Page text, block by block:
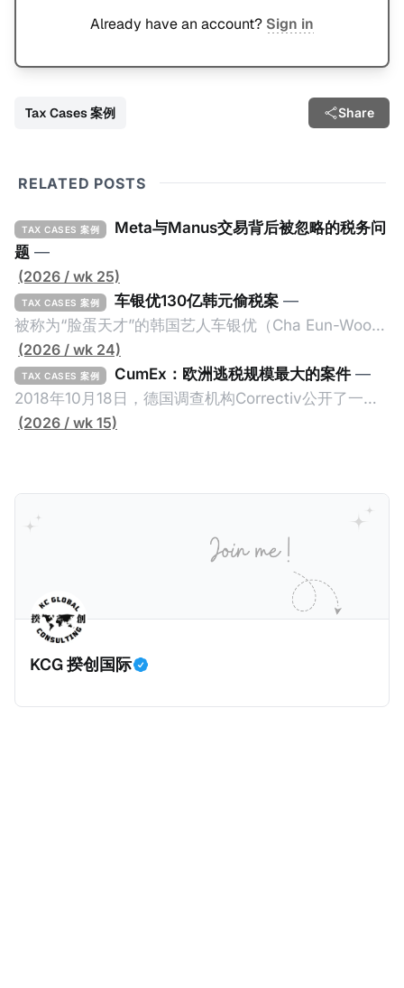
Already have an account? Sign in
Tax Cases 案例 Share
RELATED POSTS
TAX CASES 案例
Meta与Manus交易背后被忽略的税务问
题 —
(2026 / wk 25)
TAX CASES 案例 车银优130亿韩元偷税案 —
被称为“脸蛋天才”的韩国艺人车银优（Cha Eun-Woo，
原名：李东敏）以零瑕疵的完美人设著称。但是，在
2026年1月，韩国国税厅的一纸追缴超过200亿韩元
（折合约8900万人民币）通知，将其推向了涉嫌逃避
缴纳所得税的舆论风口浪尖。 经过事情发展多月，最后
缴税款的记录。虽然他已经公开承认错误，但这一风波
已彻底重创其公众形象，导致多项高奢代言流产。不
过，他不至于被“封杀”，2026年5月15日Netflix的奇幻
动作喜剧《超能路人甲》正式上线，车银优在剧中饰演
主角之一李云情。 我们在这一篇文章将会基于网上信
息，剖析整个事情的来龙去脉。 请注意，由于车银优的
案例并无公开判决信息，网上信息不一定100%准确，
我们已经尽量采纳多方信息，争取以最客观的角度来推
(2026 / wk 24)
TAX CASES 案例 CumEx：欧洲逃税规模最大的案件 —
2018年10月18日，德国调查机构Correctiv公开了一件
跨越十多年及横跨多个国家的逃税案，涉税金额超过
家金融机构，并引致了多家机构被起诉，部分甚至因而
破产。这一篇文章将会结合Correctiv、经合组织、
amaBhungane等国际组织的报告及文章，来给大家剖
Cum，简单来说就是“带股息”或“含股息”。 一家上市公
司宣告了股息，但在股权登记日截止前未支付股息的期
间，就属于“带股息”。比如，中国银行在2025年12月5
日公告派股息每10股1.094元，而2025年12月10日为最
(2026 / wk 15)
KCG 揆创国际